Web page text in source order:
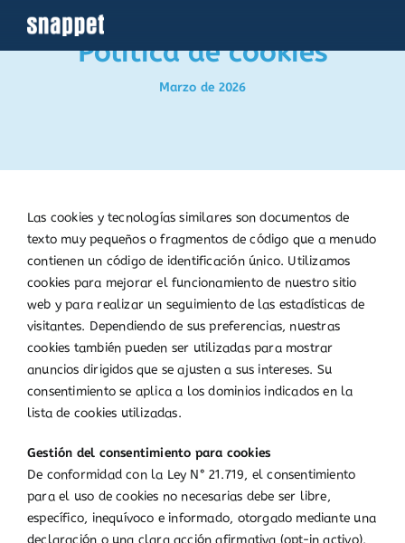
contenido
Política de cookies
Marzo de 2026
Las cookies y tecnologías similares son documentos de
texto muy pequeños o fragmentos de código que a menudo
contienen un código de identificación único. Utilizamos
cookies para mejorar el funcionamiento de nuestro sitio
web y para realizar un seguimiento de las estadísticas de
visitantes. Dependiendo de sus preferencias, nuestras
cookies también pueden ser utilizadas para mostrar
anuncios dirigidos que se ajusten a sus intereses. Su
consentimiento se aplica a los dominios indicados en la
lista de cookies utilizadas.
Gestión del consentimiento para cookies
De conformidad con la Ley N° 21.719, el consentimiento
para el uso de cookies no necesarias debe ser libre,
específico, inequívoco e informado, otorgado mediante una
declaración o una clara acción afirmativa (opt-in activo).